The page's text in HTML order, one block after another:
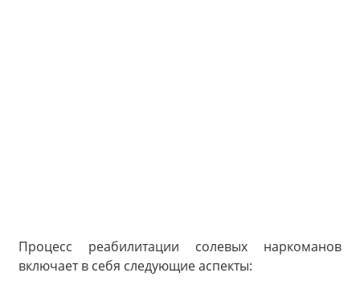
Процесс реабилитации солевых наркоманов
включает в себя следующие аспекты: